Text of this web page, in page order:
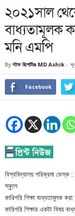
২০২১সাল
বাধ্যতামূলক
মনি এমপি
By স্টাফ রিপোর্টারঃ MD Ashik -
Facebook
বিশ্ববিদ্যালয় পরিক্রমা ডেস্ক :
স্কুলে
কারিগরি শিক্ষা বাধ্যতামূলক
কারিগরি শিক্ষার একটা বিষয়